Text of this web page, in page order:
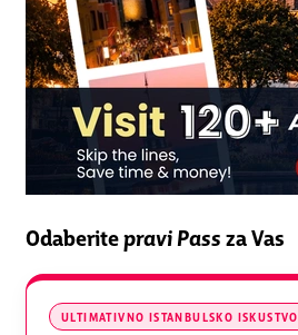
Odaberitepravi Passza Vas
ULTIMATIVNO ISTANBULSKO ISKUSTVO